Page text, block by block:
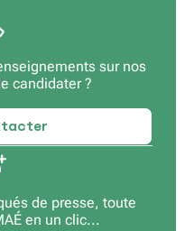
sur nos
candidater ?
de presse, toute
en un clic...